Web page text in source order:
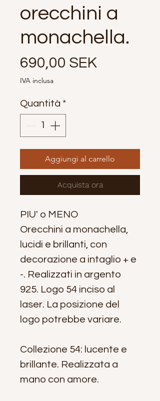
orecchini a
monachella.
690,00 SEKPrezzo
IVA inclusa
Quantità *
Aggiungi al carrello
Acquista ora
PIU' o MENO
Orecchini a monachella,
lucidi e brillanti, con
decorazione a intaglio + e
-. Realizzati in argento
925. Logo 54 inciso al
laser. La posizione del
logo potrebbe variare.
Collezione 54: lucente e
brillante. Realizzata a
mano con amore.